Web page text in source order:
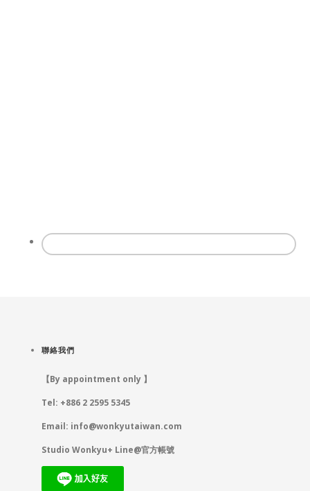
聯絡我們
【By appointment only 】
Tel: +886 2 2595 5345
Email: info@wonkyutaiwan.com
Studio Wonkyu+ Line@官方帳號